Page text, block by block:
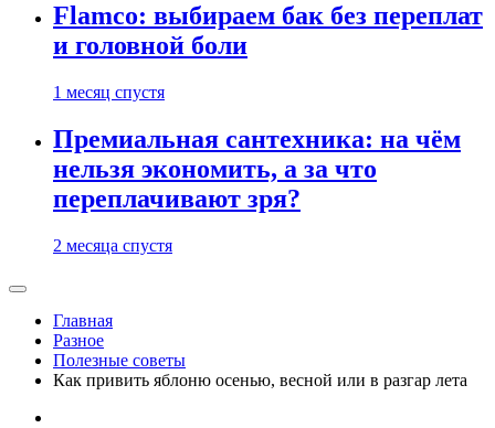
Flamco: выбираем бак без переплат
и головной боли
1 месяц спустя
Премиальная сантехника: на чём
нельзя экономить, а за что
переплачивают зря?
2 месяца спустя
Главная
Разное
Полезные советы
Как привить яблоню осенью, весной или в разгар лета